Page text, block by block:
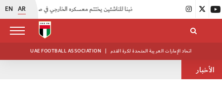
EN AR
UAE FOOTBALL ASSOCIATION | اتحاد الإمارات العربية المتحدة لكرة القدم
الأخبار